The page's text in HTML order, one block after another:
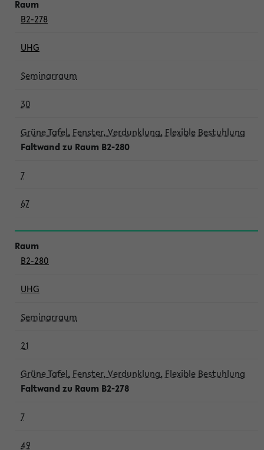
B2-278
UHG
Seminarraum
30
Grüne Tafel, Fenster, Verdunklung, Flexible Bestuhlung
Faltwand zu Raum B2-280
7
67
B2-280
UHG
Seminarraum
21
Grüne Tafel, Fenster, Verdunklung, Flexible Bestuhlung
Faltwand zu Raum B2-278
7
49